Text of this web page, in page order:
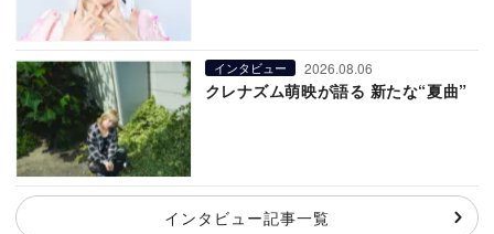
インタビュー 2026.08.06
クレナズム萌映が語る 新たな“夏曲”
インタビュー記事一覧